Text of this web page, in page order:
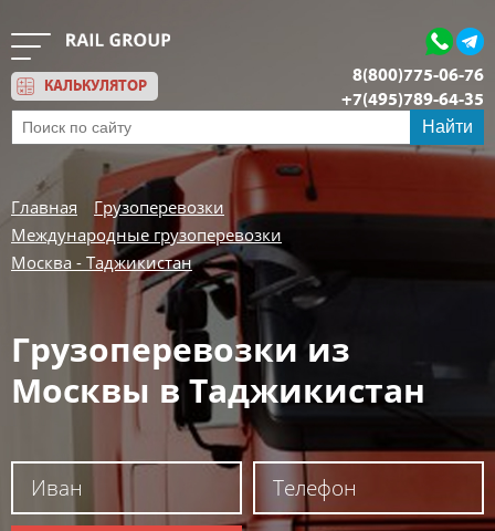
Найти
КАЛЬКУЛЯТОР
8(800)775-06-76
+7(495)789-64-35
Обратный звонок
Главная
Грузоперевозки
Международные грузоперевозки
Москва - Таджикистан
Грузоперевозки из
Москвы в Таджикистан